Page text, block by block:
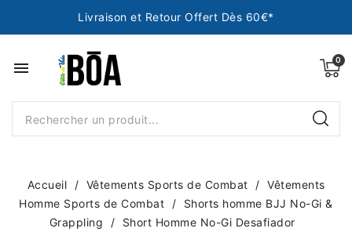
Livraison et Retour Offert Dès 60€*
menu
Accueil Vêtements Sports de Combat
Vêtements
Homme Sports de Combat
Shorts homme BJJ No-Gi &
Grappling
Short Homme No-Gi Desafiador